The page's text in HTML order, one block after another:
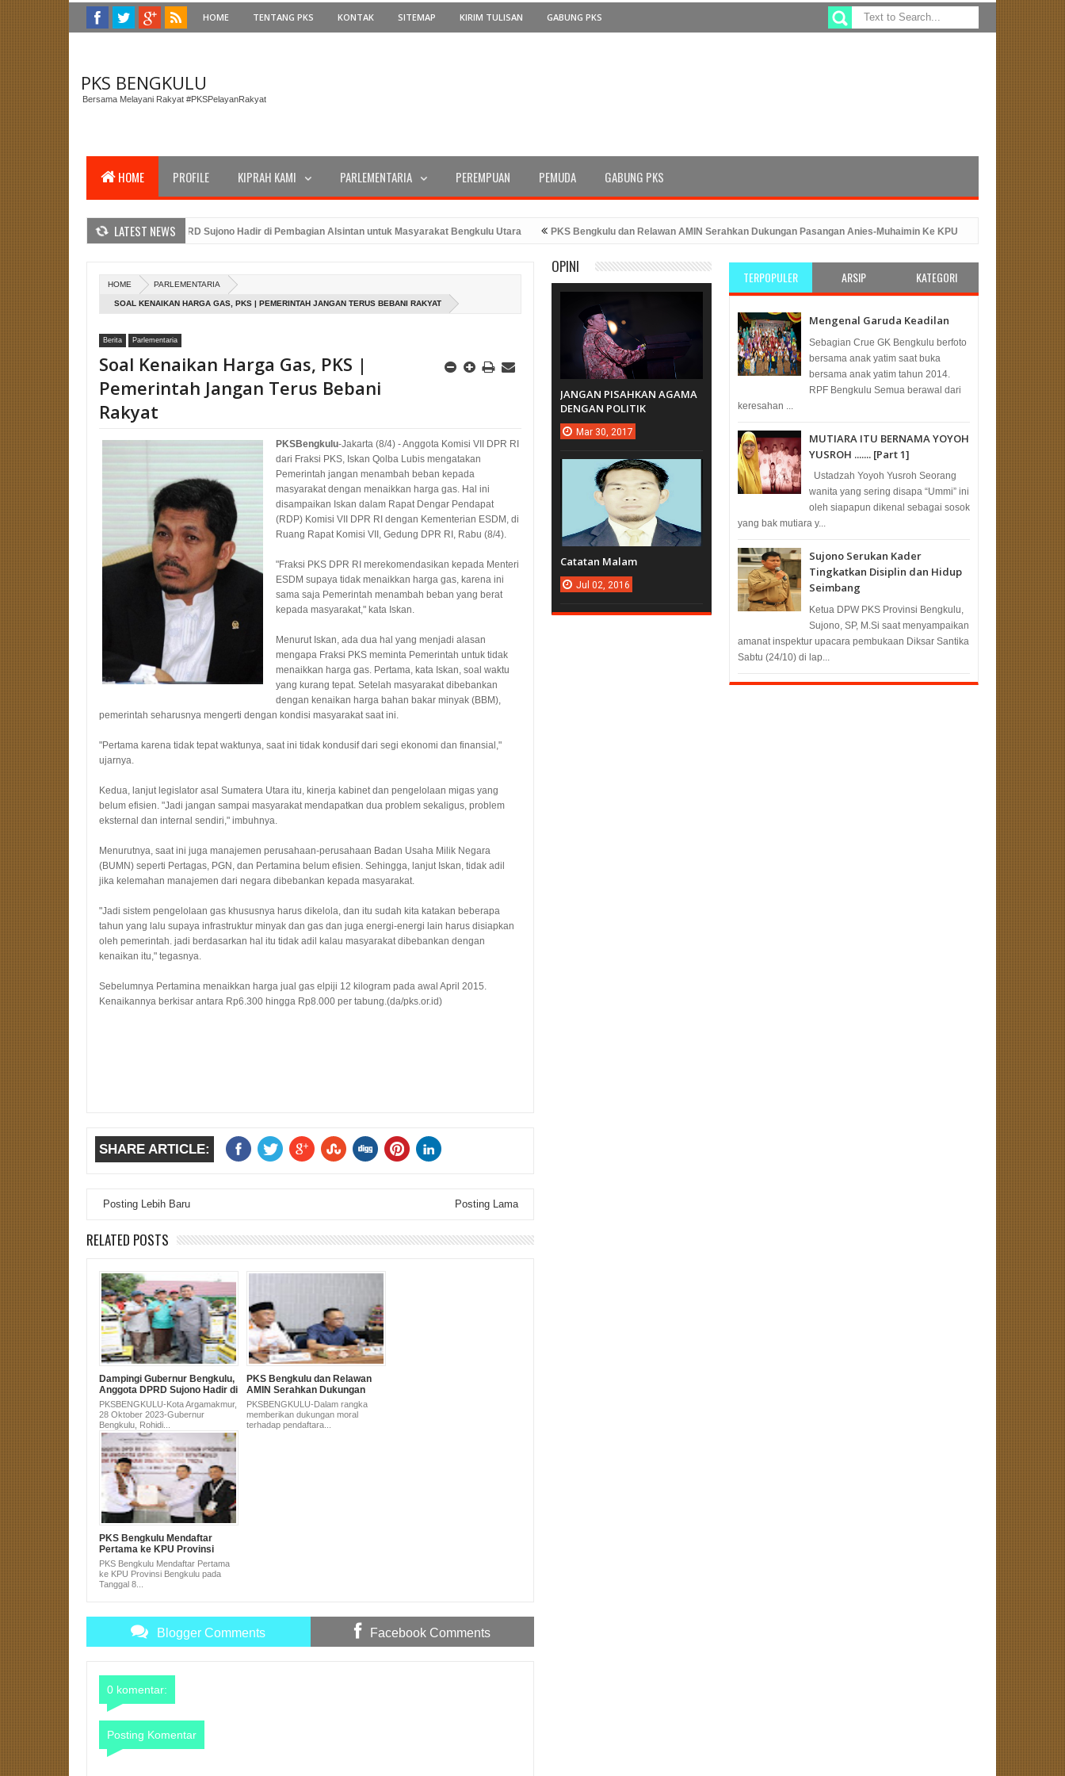
HOME TENTANG PKS KONTAK SITEMAP KIRIM TULISAN GABUNG PKS
PKS BENGKULU
Bersama Melayani Rakyat #PKSPelayanRakyat
HOME PROFILE KIPRAH KAMI PARLEMENTARIA PEREMPUAN PEMUDA GABUNG PKS
LATEST NEWS
Gubernur Bengkulu, Anggota DPRD Sujono Hadir di Pembagian Alsintan untuk Masyarakat Bengkulu Utara PKS Bengkulu dan Relawan AMIN Serahkan Dukungan Pasangan Anies-Muhaimin Ke KPU Sefty Yuslinah Wakil
PKS Bengkulu dan Amanat Presiden PKS Dalam Peringatan Upacara HUT RI Ke-78 Tahun 2023 PKS Bengkulu: Solusi
Caleg PKS Benteng: Merancang Strategi Pemenangan Pemilu dengan Kehadiran Bang Hans
HOME PARLEMENTARIA
SOAL KENAIKAN HARGA GAS, PKS | PEMERINTAH JANGAN TERUS BEBANI RAKYAT
Berita Parlementaria
Soal Kenaikan Harga Gas, PKS |
Pemerintah Jangan Terus Bebani
Rakyat
PKSBengkulu-Jakarta (8/4) - Anggota Komisi VII DPR RI
dari Fraksi PKS, Iskan Qolba Lubis mengatakan
Pemerintah jangan menambah beban kepada
masyarakat dengan menaikkan harga gas. Hal ini
disampaikan Iskan dalam Rapat Dengar Pendapat
(RDP) Komisi VII DPR RI dengan Kementerian ESDM, di
Ruang Rapat Komisi VII, Gedung DPR RI, Rabu (8/4).
"Fraksi PKS DPR RI merekomendasikan kepada Menteri
ESDM supaya tidak menaikkan harga gas, karena ini
sama saja Pemerintah menambah beban yang berat
kepada masyarakat," kata Iskan.
Menurut Iskan, ada dua hal yang menjadi alasan
mengapa Fraksi PKS meminta Pemerintah untuk tidak
menaikkan harga gas. Pertama, kata Iskan, soal waktu
yang kurang tepat. Setelah masyarakat dibebankan
dengan kenaikan harga bahan bakar minyak (BBM),
pemerintah seharusnya mengerti dengan kondisi masyarakat saat ini.
"Pertama karena tidak tepat waktunya, saat ini tidak kondusif dari segi ekonomi dan finansial,"
ujarnya.
Kedua, lanjut legislator asal Sumatera Utara itu, kinerja kabinet dan pengelolaan migas yang
belum efisien. "Jadi jangan sampai masyarakat mendapatkan dua problem sekaligus, problem
eksternal dan internal sendiri," imbuhnya.
Menurutnya, saat ini juga manajemen perusahaan-perusahaan Badan Usaha Milik Negara
(BUMN) seperti Pertagas, PGN, dan Pertamina belum efisien. Sehingga, lanjut Iskan, tidak adil
jika kelemahan manajemen dari negara dibebankan kepada masyarakat.
"Jadi sistem pengelolaan gas khususnya harus dikelola, dan itu sudah kita katakan beberapa
tahun yang lalu supaya infrastruktur minyak dan gas dan juga energi-energi lain harus disiapkan
oleh pemerintah. jadi berdasarkan hal itu tidak adil kalau masyarakat dibebankan dengan
kenaikan itu," tegasnya.
Sebelumnya Pertamina menaikkan harga jual gas elpiji 12 kilogram pada awal April 2015.
Kenaikannya berkisar antara Rp6.300 hingga Rp8.000 per tabung.(da/pks.or.id)
SHARE ARTICLE:
Posting Lebih Baru Posting Lama
RELATED POSTS
Dampingi Gubernur Bengkulu,
Anggota DPRD Sujono Hadir di
Pembagian Alsintan untuk
Masyarakat Bengkulu Utara
PKSBENGKULU-Kota Argamakmur,
28 Oktober 2023-Gubernur
Bengkulu, Rohidi...
PKS Bengkulu dan Relawan
AMIN Serahkan Dukungan
Pasangan Anies-Muhaimin Ke
KPU
PKSBENGKULU-Dalam rangka
memberikan dukungan moral
terhadap pendaftara...
PKS Bengkulu Mendaftar
Pertama ke KPU Provinsi
Bengkulu pada Tanggal 8
Pukul 8
PKS Bengkulu Mendaftar Pertama
ke KPU Provinsi Bengkulu pada
Tanggal 8...
Blogger Comments Facebook Comments
0 komentar:
Posting Komentar
TERPOPULER ARSIP KATEGORI
Mengenal Garuda Keadilan
Sebagian Crue GK Bengkulu berfoto
bersama anak yatim saat buka
bersama anak yatim tahun 2014.
RPF Bengkulu Semua berawal dari
keresahan ...
MUTIARA ITU BERNAMA YOYOH
YUSROH ....... [Part 1]
Ustadzah Yoyoh Yusroh Seorang
wanita yang sering disapa “Ummi” ini
oleh siapapun dikenal sebagai sosok
yang bak mutiara y...
Sujono Serukan Kader
Tingkatkan Disiplin dan Hidup
Seimbang
Ketua DPW PKS Provinsi Bengkulu,
Sujono, SP, M.Si saat menyampaikan
amanat inspektur upacara pembukaan Diksar Santika
Sabtu (24/10) di lap...
OPINI
JANGAN PISAHKAN AGAMA
DENGAN POLITIK
Mar 30, 2017
Catatan Malam
Jul 02, 2016